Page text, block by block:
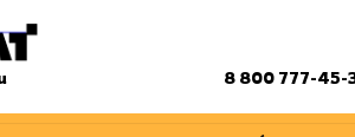
8 800 777-45-